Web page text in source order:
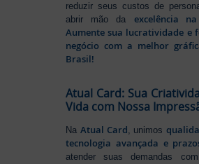
reduzir seus custos de
abrir mão da excelência
Aumente sua lucratividade e
negócio com a melhor
Brasil!
Atual Card: Sua
Vida com Nossa
Na Atual Card, unimos
tecnologia avançada e
atender suas demandas